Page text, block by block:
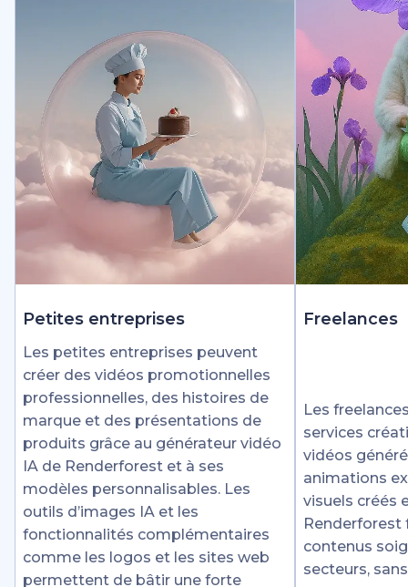
Petites entreprises
Les petites entreprises peuvent
créer des vidéos promotionnelles
professionnelles, des histoires de
marque et des présentations de
produits grâce au générateur vidéo
IA de Renderforest et à ses
modèles personnalisables. Les
outils d’images IA et les
fonctionnalités complémentaires
comme les logos et les sites web
permettent de bâtir une forte
Freelances
Les
services
vidéos
animations
visuels créés
Renderforest
contenus
secteurs,